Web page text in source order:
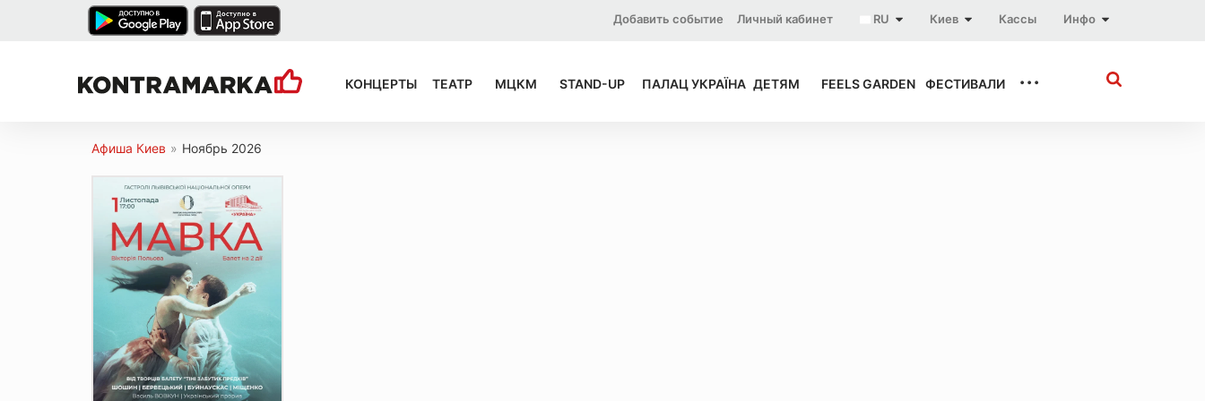
Инфо
Кассы
Киев
RU
Личный кабинет
Добавить событие
КОНЦЕРТЫ ТЕАТР МЦКМ STAND-UP ПАЛАЦ УКРАЇНА ДЕТЯМ FEELS GARDEN ФЕСТИВАЛИ ...
Афиша Киев » Ноябрь 2026